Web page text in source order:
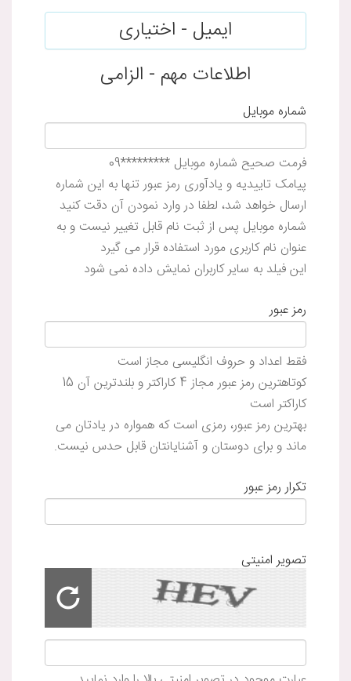
ایمیل - اختیاری
اطلاعات مهم - الزامی
شماره موبایل
فرمت صحیح شماره موبایل *********09
پیامک تاییدیه و یادآوری رمز عبور تنها به این شماره
ارسال خواهد شد، لطفا در وارد نمودن آن دقت کنید
شماره موبایل پس از ثبت نام قابل تغییر نیست و به
عنوان نام کاربری مورد استفاده قرار می گیرد
این فیلد به سایر کاربران نمایش داده نمی شود
رمز عبور
فقط اعداد و حروف انگلیسی مجاز است
کوتاهترین رمز عبور مجاز 4 کاراکتر و بلندترین آن 15
کاراکتر است
بهترین رمز عبور، رمزی است که همواره در یادتان می
ماند و برای دوستان و آشنایانتان قابل حدس نیست.
تکرار رمز عبور
تصویر امنیتی